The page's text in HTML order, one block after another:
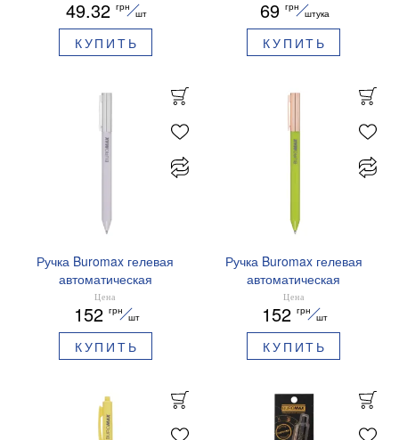
мс BM.2721220E-08
49.32 грн
шт
КУПИТЬ
BM.83100
69 грн
штука
КУПИТЬ
Ручка Buromax гелевая
автоматическая
PRESTIGE SILVER 0,5 мм
синие чернила BM.83102
Цена
152 грн
шт
КУПИТЬ
Ручка Buromax гелевая
автоматическая
PRESTIGE GOLD 0,5 мм
синие чернила BM.83101
Цена
152 грн
шт
КУПИТЬ